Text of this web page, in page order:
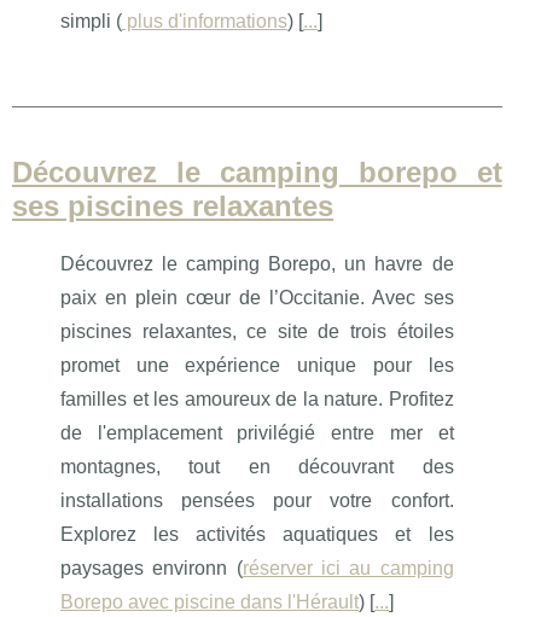
simpli ( plus d'informations) [...]
Découvrez le camping borepo et
ses piscines relaxantes
Découvrez le camping Borepo, un havre de
paix en plein cœur de l’Occitanie. Avec ses
piscines relaxantes, ce site de trois étoiles
promet une expérience unique pour les
familles et les amoureux de la nature. Profitez
de l'emplacement privilégié entre mer et
montagnes, tout en découvrant des
installations pensées pour votre confort.
Explorez les activités aquatiques et les
paysages environn (réserver ici au camping
Borepo avec piscine dans l'Hérault) [...]